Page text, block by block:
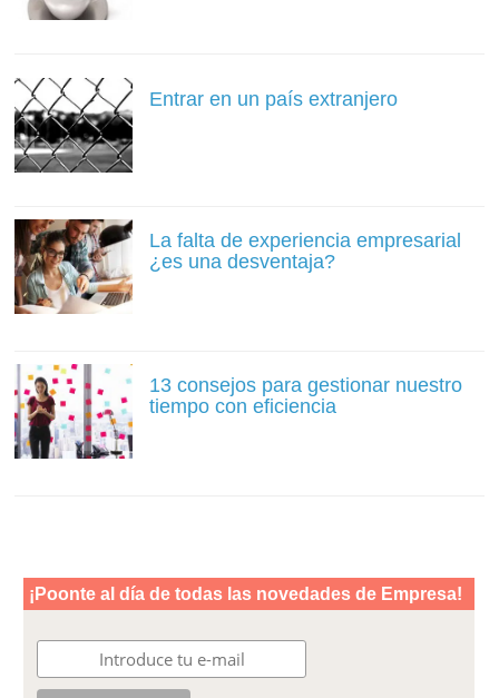
Entrar en un país extranjero
La falta de experiencia empresarial
¿es una desventaja?
13 consejos para gestionar nuestro
tiempo con eficiencia